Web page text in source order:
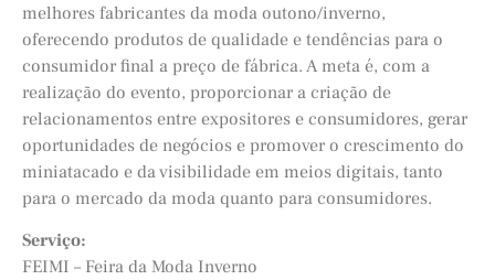
melhores fabricantes da moda outono/inverno,
oferecendo produtos de qualidade e tendências para o
consumidor final a preço de fábrica. A meta é, com a
realização do evento, proporcionar a criação de
relacionamentos entre expositores e consumidores, gerar
oportunidades de negócios e promover o crescimento do
miniatacado e da visibilidade em meios digitais, tanto
para o mercado da moda quanto para consumidores.
Serviço:
FEIMI – Feira da Moda Inverno